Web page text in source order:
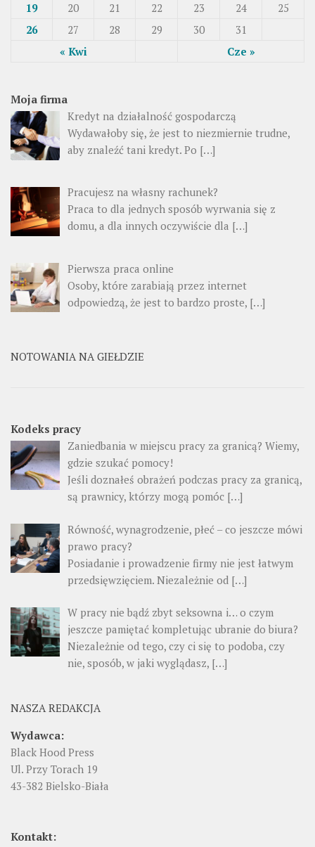
« Kwi Cze »
19
20 21 22 23 24
25
26
27 28 29 30 31
Moja firma
Kredyt na działalność gospodarczą
Wydawałoby się, że jest to niezmiernie trudne,
aby znaleźć tani kredyt. Po […]
Pracujesz na własny rachunek?
Praca to dla jednych sposób wyrwania się z
domu, a dla innych oczywiście dla […]
Pierwsza praca online
Osoby, które zarabiają przez internet
odpowiedzą, że jest to bardzo proste, […]
NOTOWANIA NA GIEŁDZIE
Kodeks pracy
Zaniedbania w miejscu pracy za granicą? Wiemy,
gdzie szukać pomocy!
Jeśli doznałeś obrażeń podczas pracy za granicą,
są prawnicy, którzy mogą pomóc […]
Równość, wynagrodzenie, płeć – co jeszcze mówi
prawo pracy?
Posiadanie i prowadzenie firmy nie jest łatwym
przedsięwzięciem. Niezależnie od […]
W pracy nie bądź zbyt seksowna i… o czym
jeszcze pamiętać kompletując ubranie do biura?
Niezależnie od tego, czy ci się to podoba, czy
nie, sposób, w jaki wyglądasz, […]
NASZA REDAKCJA
Wydawca:
Black Hood Press
Ul. Przy Torach 19
43-382 Bielsko-Biała
Kontakt: